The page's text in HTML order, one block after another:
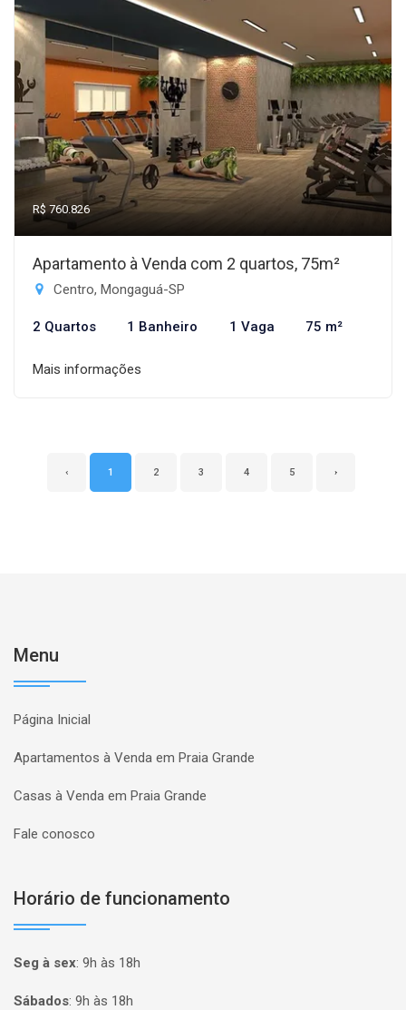
R$ 760.826
Apartamento à Venda com 2 quartos, 75m²
Centro, Mongaguá-SP
2 Quartos 1 Banheiro 1 Vaga 75 m²
Mais informações
‹ 1 2 3 4 5 ›
Menu
Página Inicial
Apartamentos à Venda em Praia Grande
Casas à Venda em Praia Grande
Fale conosco
Horário de funcionamento
Seg à sex: 9h às 18h
Sábados: 9h às 18h